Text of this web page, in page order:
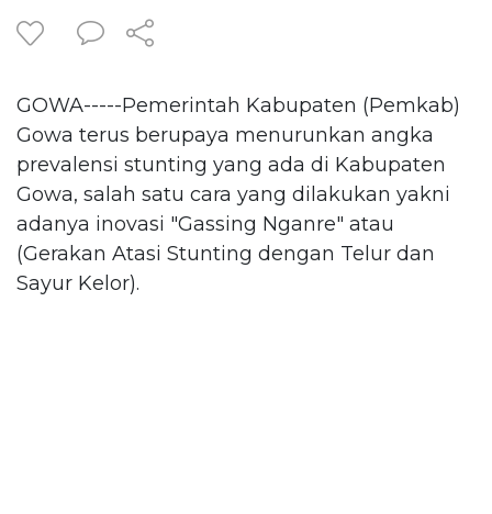
GOWA-----Pemerintah Kabupaten (Pemkab)
Gowa terus berupaya menurunkan angka
prevalensi stunting yang ada di Kabupaten
Gowa, salah satu cara yang dilakukan yakni
adanya inovasi "Gassing Nganre" atau
(Gerakan Atasi Stunting dengan Telur dan
Sayur Kelor).